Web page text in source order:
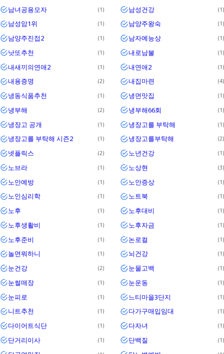
남녀공용모자 1 남성건강 1
남성암1위 1 남양주왕숙 1
남양주진접2 1 남자예능상 1
낫또추천 1 내로남불 1
내새끼의연애2 1 내연애2 1
내용증명 2 내집마련 4
냉동식품추천 1 냉면맛집 1
냉부해 2 냉부해66회 1
냉장고 공개 1 냉장고를 부탁해 1
냉장고를 부탁해 시즌2 1 냉장고를부탁해 2
넷플릭스 2 노년건강 1
노브라 1 노상현 3
노안예방 1 노안증상 1
노인심리학 1 노트북 1
노후 1 노후대비 1
노후생활비 1 노후자금 1
노후준비 1 논로컬 1
놀면뭐하니 1 뇌건강 1
눈건강 2 눈물고백 1
눈썰매장 1 눈운동 1
눈피로 1 느티마을3단지 1
니트추천 1 다가구매입임대 1
다이어트식단 1 다자녀 1
단거리이사 1 단백질 1